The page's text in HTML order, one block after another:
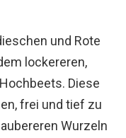
und Rote
lockereren,
Diese
frei und tief zu
Wurzeln